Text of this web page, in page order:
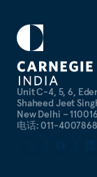
Unit C-4, 5, 6,
Shaheed Jeet
New Delhi –
电话: 011-